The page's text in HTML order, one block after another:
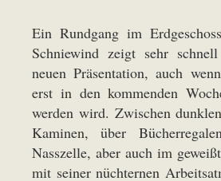
Ein Rundgang im
Schniewind zeigt sehr
neuen Präsentation, auch
erst in den kommenden
werden wird. Zwischen
Kaminen, über
Nasszelle, aber auch im
mit seiner nüchternen